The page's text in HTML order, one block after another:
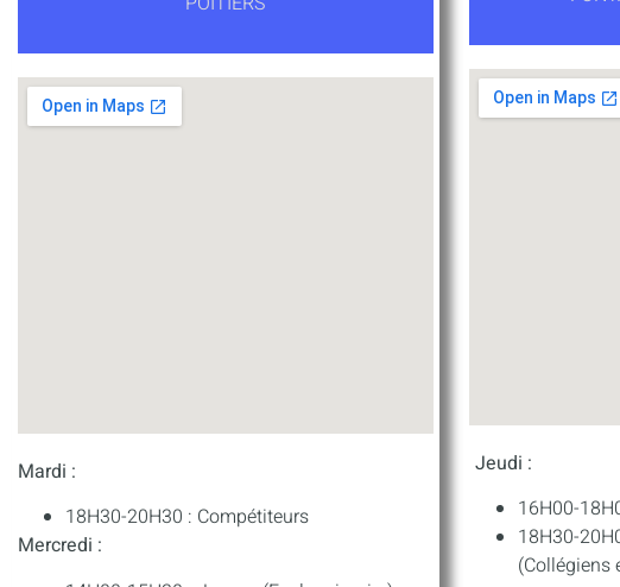
Mardi :
18H30-20H30 : Compétiteurs
Mercredi :
Jeudi :
16H00-
18H30-
(Collégiens